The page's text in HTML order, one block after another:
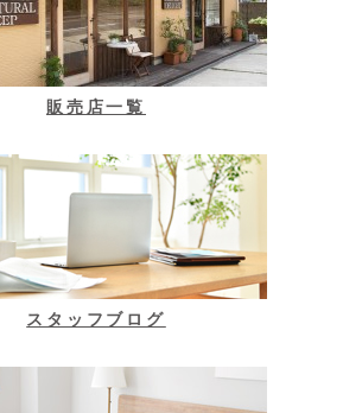
販売店一覧
スタッフブログ